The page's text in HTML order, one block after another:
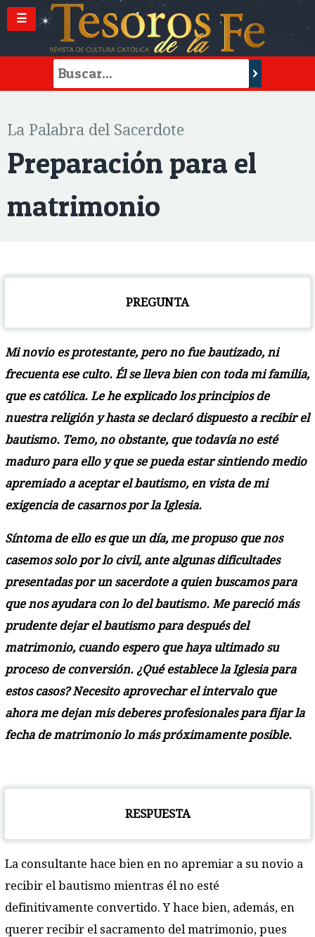
☰
La Palabra del Sacerdote
Preparación para el
matrimonio
PREGUNTA
Mi novio es protestante, pero no fue bautizado, ni
frecuenta ese culto. Él se lleva bien con toda mi familia,
que es católica. Le he explicado los principios de
nuestra religión y hasta se declaró dispuesto a recibir el
bautismo. Temo, no obstante, que todavía no esté
maduro para ello y que se pueda estar sintiendo medio
apremiado a aceptar el bautismo, en vista de mi
exigencia de casarnos por la Iglesia.
Síntoma de ello es que un día, me propuso que nos
casemos solo por lo civil, ante algunas dificultades
presentadas por un sacerdote a quien buscamos para
que nos ayudara con lo del bautismo. Me pareció más
prudente dejar el bautismo para después del
matrimonio, cuando espero que haya ultimado su
proceso de conversión. ¿Qué establece la Iglesia para
estos casos? Necesito aprovechar el intervalo que
ahora me dejan mis deberes profesionales para fijar la
fecha de matrimonio lo más próximamente posible.
RESPUESTA
La consultante hace bien en no apremiar a su novio a
recibir el bautismo mientras él no esté
definitivamente convertido. Y hace bien, además, en
querer recibir el sacramento del matrimonio, pues